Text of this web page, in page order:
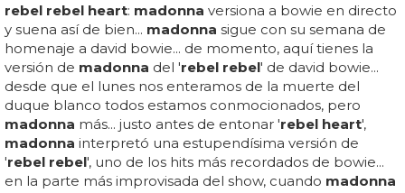
rebel rebel heart: madonna versiona a bowie en directo
y suena así de bien... madonna sigue con su semana de
homenaje a david bowie... de momento, aquí tienes la
versión de madonna del 'rebel rebel' de david bowie...
desde que el lunes nos enteramos de la muerte del
duque blanco todos estamos conmocionados, pero
madonna más... justo antes de entonar 'rebel heart',
madonna interpretó una estupendísima versión de
'rebel rebel', uno de los hits más recordados de bowie...
en la parte más improvisada del show, cuando madonna